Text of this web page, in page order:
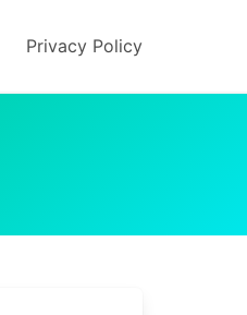
Privacy Policy